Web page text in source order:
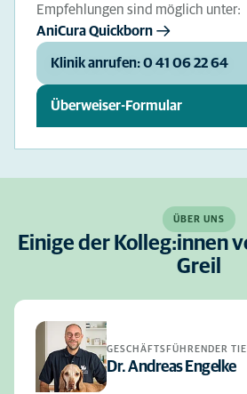
Empfehlungen sind möglich unter:
AniCura Quickborn
Klinik anrufen: 0 41 06 22 64
Überweiser-Formular
ÜBER UNS
Einige der Kolleg:innen
Greil
GESCHÄFTSFÜHRENDER
Dr. Andreas Engelke